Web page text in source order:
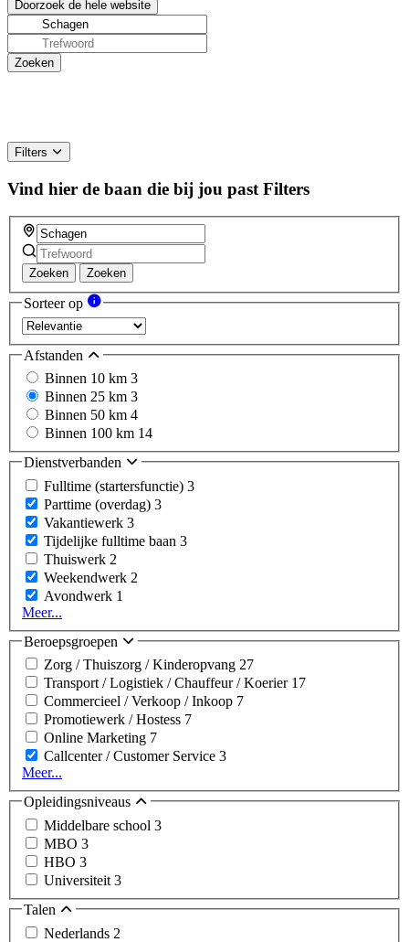
Filters
Vind hier de baan die bij jou past Filters
Zoeken Zoeken
Sorteer op
Afstanden
Binnen 10 km 3
Binnen 25 km 3
Binnen 50 km 4
Binnen 100 km 14
Dienstverbanden
Fulltime (startersfunctie) 3
Parttime (overdag) 3
Vakantiewerk 3
Tijdelijke fulltime baan 3
Thuiswerk 2
Weekendwerk 2
Avondwerk 1
Meer...
Beroepsgroepen
Zorg / Thuiszorg / Kinderopvang 27
Transport / Logistiek / Chauffeur / Koerier 17
Commercieel / Verkoop / Inkoop 7
Promotiewerk / Hostess 7
Online Marketing 7
Callcenter / Customer Service 3
Meer...
Opleidingsniveaus
Middelbare school 3
MBO 3
HBO 3
Universiteit 3
Talen
Nederlands 2